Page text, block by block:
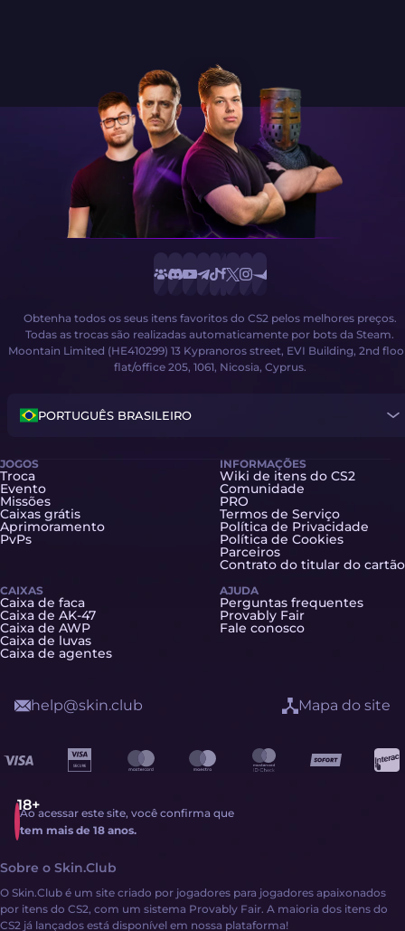
Obtenha todos os seus itens favoritos do CS2 pelos melhores preços.
Todas as trocas são realizadas automaticamente por bots da Steam.
Moontain Limited (HE410299) 13 Kypranoros street, EVI Building, 2nd
flat/office 205, 1061, Nicosia, Cyprus.
PORTUGUÊS BRASILEIRO
JOGOS
Troca
Evento
Missões
Caixas grátis
Aprimoramento
PvPs
CAIXAS
Caixa de faca
Caixa de AK-47
Caixa de AWP
Caixa de luvas
Caixa de agentes
INFORMAÇÕES
Wiki de itens do CS2
Comunidade
PRO
Termos de Serviço
Política de Privacidade
Política de Cookies
Parceiros
Contrato do titular do cartão
AJUDA
Perguntas frequentes
Provably Fair
Fale conosco
Ao acessar este site, você confirma que
tem mais de 18 anos.
help@skin.club Mapa do site
Sobre o Skin.Club
O Skin.Club é um site criado por jogadores para jogadores apaixonados
por itens do CS2, com um sistema Provably Fair. A maioria dos itens do
CS2 já lançados está disponível em nossa plataforma!